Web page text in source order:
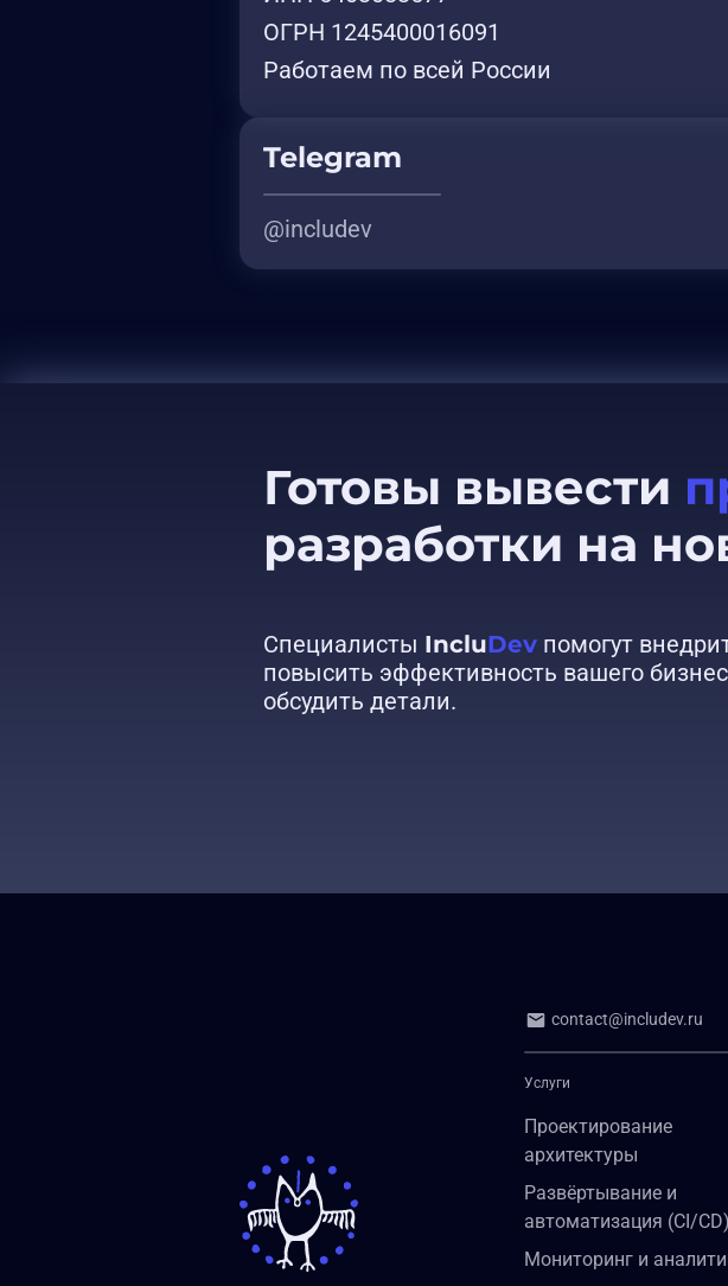
ОГРН 1245400016091
Работаем по всей России
Telegram
@includev
Готовы вывести
разработки на
Специалисты IncluDev помогут
повысить эффективность вашего
обсудить детали.
contact@includev.ru
Услуги
Проектирование
архитектуры
Развёртывание и
автоматизация (CI/CD)
Мониторинг и